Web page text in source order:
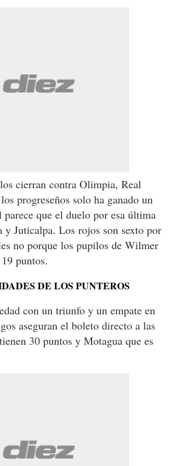
cierran contra Olimpia, Real
progreseños solo ha ganado un
que el duelo por esa última
y Juticalpa. Los rojos son sexto por
no porque los pupilos de Wilmer
puntos.
DE LOS PUNTEROS
con un triunfo y un empate en
aseguran el boleto directo a las
30 puntos y Motagua que es